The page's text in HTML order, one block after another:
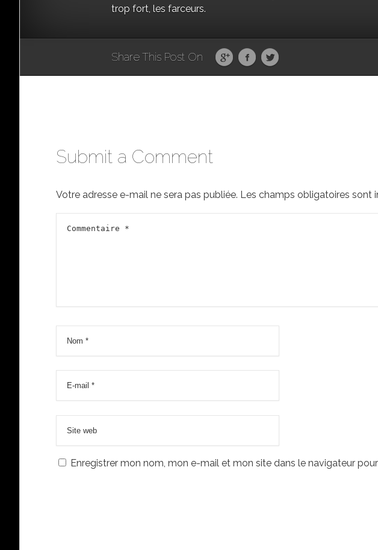
trop fort, les farceurs.
Share This Post On
Submit a Comment
Votre adresse e-mail ne sera pas publiée. Les champs obligatoires sont
Enregistrer mon nom, mon e-mail et mon site dans le navigateur